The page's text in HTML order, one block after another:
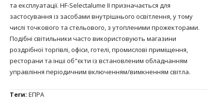
та експлуатації. HF-Selectalume II призначається для
застосування із засобами внутрішнього освітлення, у тому
числі точкового та стельового, з утопленими прожекторами.
Подібні світильники часто використовують магазини
роздрібної торгівлі, офіси, готелі, промислові приміщення,
ресторани та інші об"єкти із встановленим обладнанням
управління періодичним включенням/вимкненням світла.
Теги: ЕПРА